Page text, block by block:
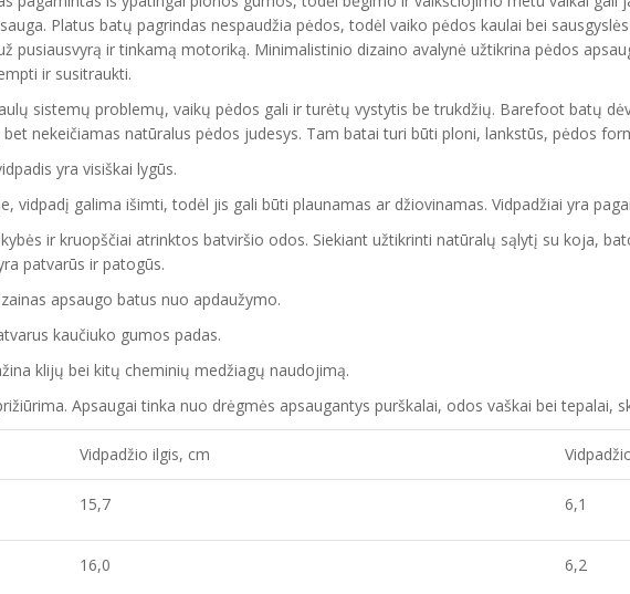
Platus batų pagrindas nespaudžia pėdos, todėl vaiko pėdos kaulai bei
pusiausvyrą ir tinkamą motoriką. Minimalistinio dizaino avalynė užtikrina pėdos
ir susitraukti.
sistemų problemų, vaikų pėdos gali ir turėtų vystytis be trukdžių. Barefoot batų
nekeičiamas natūralus pėdos judesys. Tam batai turi būti ploni, lankstūs, pėdos
yra visiškai lygūs.
vidpadį galima išimti, todėl jis gali būti plaunamas ar džiovinamas. Vidpadžiai yra
ir kruopščiai atrinktos batviršio odos. Siekiant užtikrinti natūralų sąlytį su koja,
patvarūs ir patogūs.
apsaugo batus nuo apdaužymo.
kaučiuko gumos padas.
klijų bei kitų cheminių medžiagų naudojimą.
Apsaugai tinka nuo drėgmės apsaugantys purškalai, odos vaškai bei tepalai,
Vidpadžio ilgis, cm
15,7 6,1
16,0 6,2